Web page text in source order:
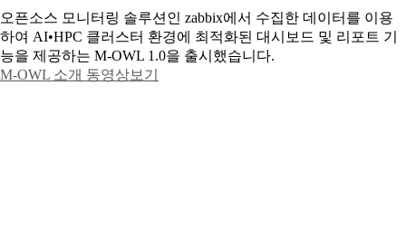
오픈소스 모니터링 솔루션인 zabbix에서 수집한 데이터를 이용
하여 AI•HPC 클러스터 환경에 최적화된 대시보드 및 리포트 기
능을 제공하는 M-OWL 1.0을 출시했습니다.
M-OWL 소개 동영상보기